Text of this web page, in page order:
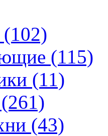
(102)
(115)
(11)
(261)
(43)